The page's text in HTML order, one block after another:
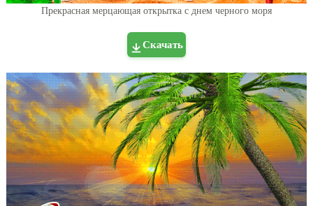
Прекрасная мерцающая открытка с днем черного моря
Скачать